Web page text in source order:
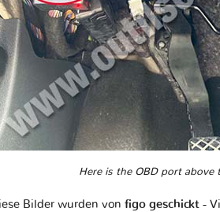
Here is the OBD port above
Bilder wurden von figo geschickt -